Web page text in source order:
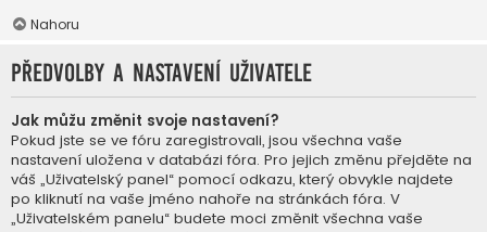
Nahoru
Předvolby a nastavení uživatele
Jak můžu změnit svoje nastavení?
Pokud jste se ve fóru zaregistrovali, jsou všechna vaše
nastavení uložena v databázi fóra. Pro jejich změnu přejděte na
váš „Uživatelský panel“ pomocí odkazu, který obvykle najdete
po kliknutí na vaše jméno nahoře na stránkách fóra. V
„Uživatelském panelu“ budete moci změnit všechna vaše